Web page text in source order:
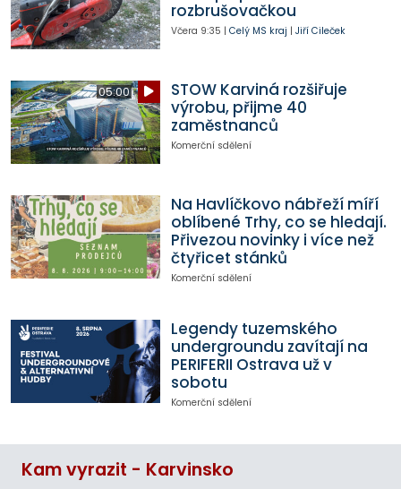
rozbrušovačkou
Včera 9:35 | Celý MS kraj | Jiří Cileček
05:00
STOW Karviná rozšiřuje
výrobu, přijme 40
zaměstnanců
Komerční sdělení
Na Havlíčkovo nábřeží míří
oblíbené Trhy, co se hledají.
Přivezou novinky i více než
čtyřicet stánků
Komerční sdělení
Legendy tuzemského
undergroundu zavítají na
PERIFERII Ostrava už v
sobotu
Komerční sdělení
Kam vyrazit - Karvinsko